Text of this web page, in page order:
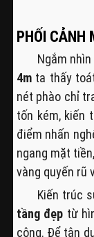
PHỐI CẢNH
Ngắm
4mta thấy
nét phào chỉ
tốn kém, kiến
điểm nhấn
ngang mặt
vàng quyến rũ
Kiến trúc
tầng đẹp từ
công. Để tận